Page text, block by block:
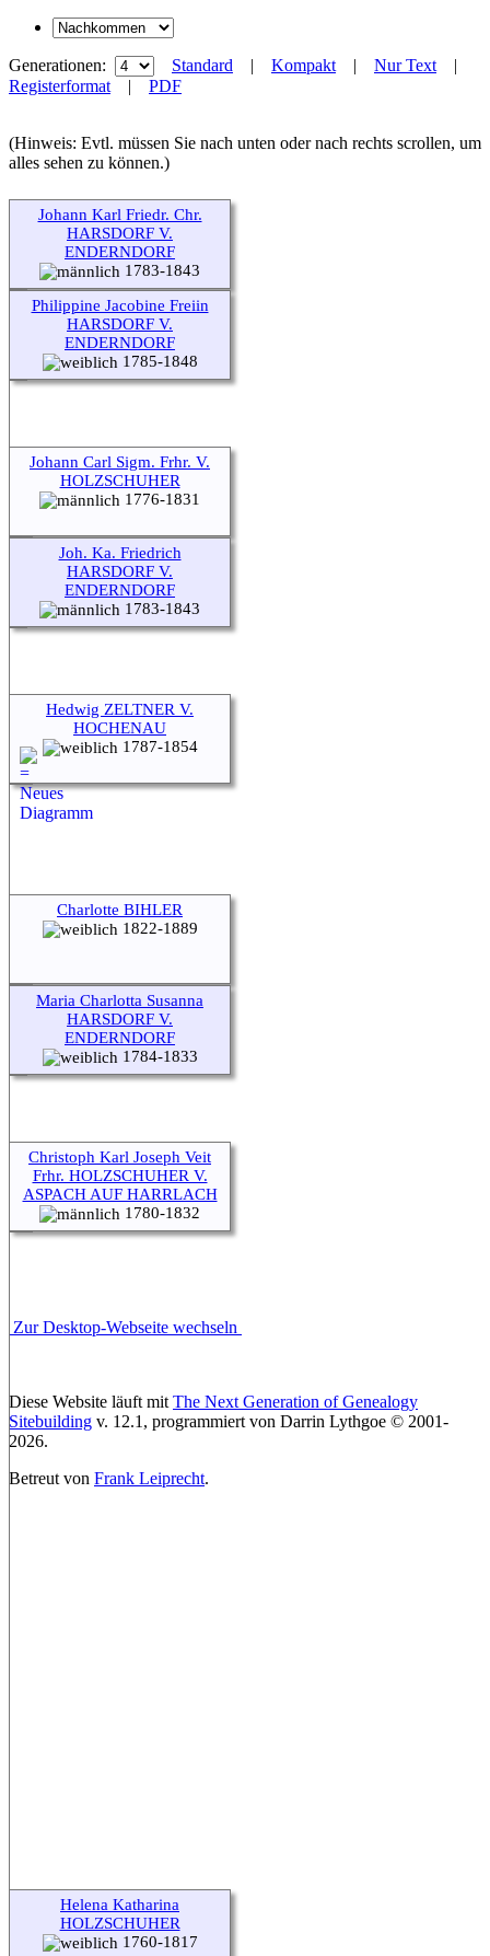
Generationen: Standard | Kompakt | Nur Text |
Registerformat | PDF
(Hinweis: Evtl. müssen Sie nach unten oder nach rechts scrollen, um
alles sehen zu können.)
Johann Karl Friedr. Chr.
HARSDORF V.
ENDERNDORF
1783-1843
Philippine Jacobine Freiin
HARSDORF V.
ENDERNDORF
1785-1848
Johann Carl Sigm. Frhr. V.
HOLZSCHUHER
1776-1831
Joh. Ka. Friedrich
HARSDORF V.
ENDERNDORF
1783-1843
Hedwig ZELTNER V.
HOCHENAU
1787-1854
Charlotte BIHLER
1822-1889
Maria Charlotta Susanna
HARSDORF V.
ENDERNDORF
1784-1833
Christoph Karl Joseph Veit
Frhr. HOLZSCHUHER V.
ASPACH AUF HARRLACH
1780-1832
Helena Katharina
HOLZSCHUHER
1760-1817
Zur Desktop-Webseite wechseln
Diese Website läuft mit The Next Generation of Genealogy
Sitebuilding v. 12.1, programmiert von Darrin Lythgoe © 2001-
2026.
Betreut von Frank Leiprecht.